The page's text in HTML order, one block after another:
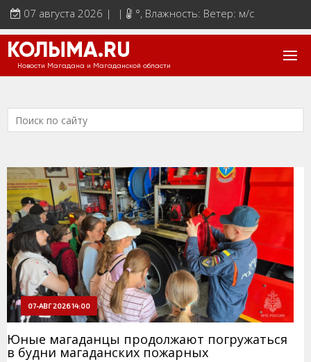
07 августа 2026 | | °, Влажность: Ветер: м/с
КОЛЫМА.RU
Новости Магадана и Магаданской области
07-АВГ 2026 14:00
Юные магаданцы продолжают погружаться
в будни магаданских пожарных